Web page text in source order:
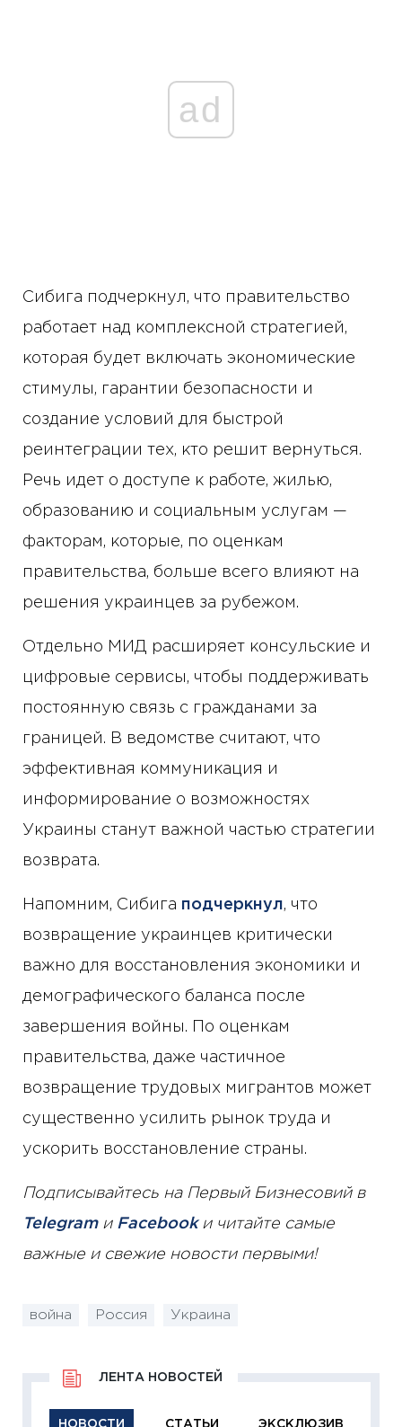
ad
Сибига подчеркнул, что правительство
работает над комплексной стратегией,
которая будет включать экономические
стимулы, гарантии безопасности и
создание условий для быстрой
реинтеграции тех, кто решит вернуться.
Речь идет о доступе к работе, жилью,
образованию и социальным услугам —
факторам, которые, по оценкам
правительства, больше всего влияют на
решения украинцев за рубежом.
Отдельно МИД расширяет консульские и
цифровые сервисы, чтобы поддерживать
постоянную связь с гражданами за
границей. В ведомстве считают, что
эффективная коммуникация и
информирование о возможностях
Украины станут важной частью стратегии
возврата.
Напомним, Сибига подчеркнул, что
возвращение украинцев критически
важно для восстановления экономики и
демографического баланса после
завершения войны. По оценкам
правительства, даже частичное
возвращение трудовых мигрантов может
существенно усилить рынок труда и
ускорить восстановление страны.
Подписывайтесь на Первый Бизнесовий в
Telegramи Facebookи читайте самые
важные и свежие новости первыми!
война Россия Украина
НОВОСТИ СТАТЬИ ЭКСКЛЮЗИВ
ЛЕНТА НОВОСТЕЙ